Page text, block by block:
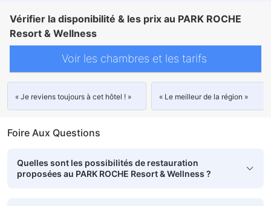
Vérifier la disponibilité & les prix au PARK ROCHE
Resort & Wellness
Voir les chambres et les tarifs
« Je reviens toujours à cet hôtel ! » « Le meilleur de la région »
Foire Aux Questions
Quelles sont les possibilités de restauration
proposées au PARK ROCHE Resort & Wellness ?